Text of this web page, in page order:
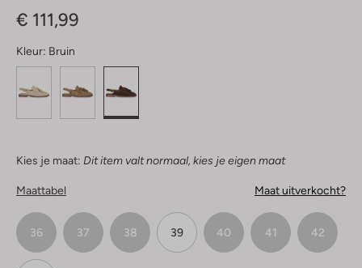
€ 111,99
Kleur: Bruin
Kies je maat: Dit item valt normaal, kies je eigen maat
Maattabel Maat uitverkocht?
36 37 38 39 40 41 42